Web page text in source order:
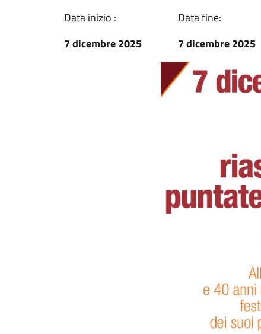
Data inizio :
7 dicembre 2025
Data fine:
7 dicembre 2025